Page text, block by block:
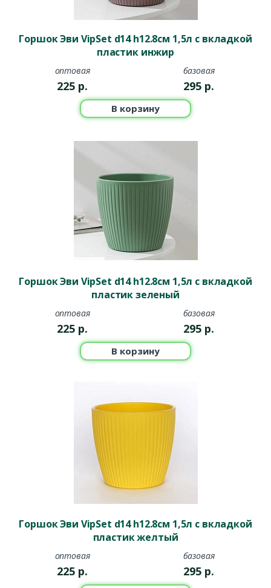
Горшок Эви VipSet d14 h12.8см 1,5л с вкладкой
пластик инжир
оптовая
225 р.
базовая
295 р.
В корзину
Горшок Эви VipSet d14 h12.8см 1,5л с вкладкой
пластик зеленый
оптовая
225 р.
базовая
295 р.
В корзину
Горшок Эви VipSet d14 h12.8см 1,5л с вкладкой
пластик желтый
оптовая
225 р.
базовая
295 р.